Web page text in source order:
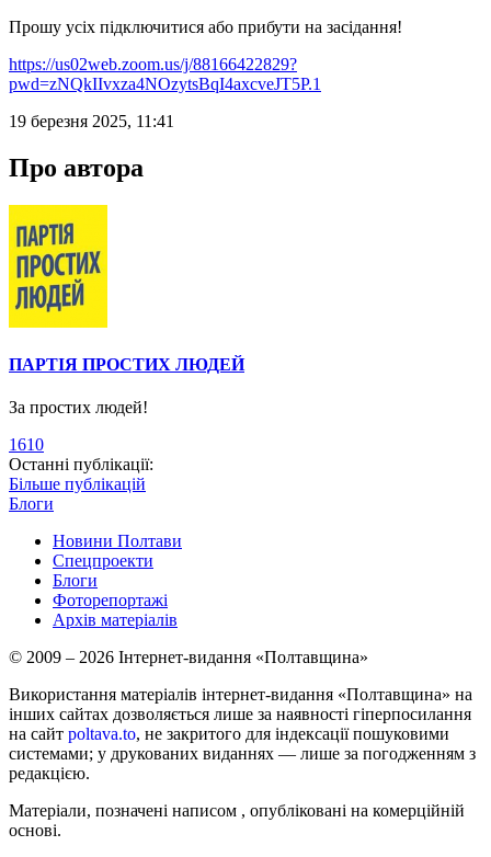
Прошу усіх підключитися або прибути на засідання!
https://us02web.zoom.us/j/88166422829?
pwd=zNQkIIvxza4NOzytsBqI4axcveJT5P.1
19 березня 2025, 11:41
Про автора
ПАРТІЯ ПРОСТИХ ЛЮДЕЙ
За простих людей!
1610
Останні публікації:
Більше публікацій
Блоги
Новини Полтави
Спецпроекти
Блоги
Фоторепортажі
Архів матеріалів
© 2009 – 2026 Інтернет-видання «Полтавщина»
Використання матеріалів інтернет-видання «Полтавщина» на
інших сайтах дозволяється лише за наявності гіперпосилання
на сайт poltava.to, не закритого для індексації пошуковими
системами; у друкованих виданнях — лише за погодженням з
редакцією.
Матеріали, позначені написом , опубліковані на комерційній
основі.